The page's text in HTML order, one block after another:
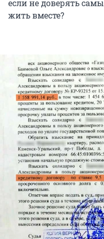
если не доверять
жить вместе?